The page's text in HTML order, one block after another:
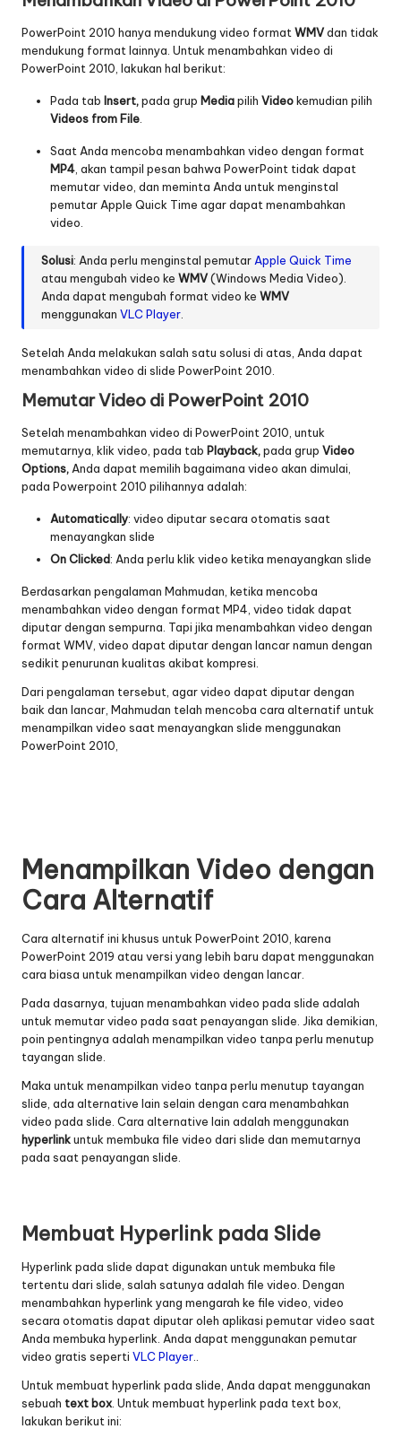
PowerPoint 2010 hanya mendukung video format WMVdan tidak
mendukung format lainnya. Untuk menambahkan video di
PowerPoint 2010, lakukan hal berikut:
Pada tab Insert,pada grup Mediapilih Videokemudian pilih
Videos from File
Saat Anda mencoba menambahkan video dengan format
MP4 , akan tampil pesan bahwa PowerPoint tidak dapat
memutar video, dan meminta Anda untuk menginstal
pemutar Apple Quick Time agar dapat menambahkan
video.
Solusi: Anda perlu menginstal pemutarApple Quick Time
atau mengubah video keWMV(Windows Media Video).
Anda dapat mengubah format video keWMV
menggunakanVLC Player.
Setelah Anda melakukan salah satu solusi di atas, Anda dapat
menambahkan video di slide PowerPoint 2010.
Memutar Video di PowerPoint 2010
Setelah menambahkan video di PowerPoint 2010, untuk
memutarnya, klik video, pada tab Playback,pada grup Video
Options, Anda dapat memilih bagaimana video akan dimulai,
pada Powerpoint 2010 pilihannya adalah:
Automatically: video diputar secara otomatis saat
menayangkan slide
On Clicked: Anda perlu klik video ketika menayangkan slide
Berdasarkan pengalaman Mahmudan, ketika mencoba
menambahkan video dengan format MP4, video tidak dapat
diputar dengan sempurna. Tapi jika menambahkan video dengan
format WMV, video dapat diputar dengan lancar namun dengan
sedikit penurunan kualitas akibat kompresi.
Dari pengalaman tersebut, agar video dapat diputar dengan
baik dan lancar, Mahmudan telah mencoba cara alternatif untuk
menampilkan video saat menayangkan slide menggunakan
PowerPoint 2010,
Menampilkan Video dengan
Cara Alternatif
Cara alternatif ini khusus untuk PowerPoint 2010, karena
PowerPoint 2019 atau versi yang lebih baru dapat menggunakan
cara biasa untuk menampilkan video dengan lancar.
Pada dasarnya, tujuan menambahkan video pada slide adalah
untuk memutar video pada saat penayangan slide. Jika demikian,
poin pentingnya adalah menampilkan video tanpa perlu menutup
tayangan slide.
Maka untuk menampilkan video tanpa perlu menutup tayangan
slide, ada alternative lain selain dengan cara menambahkan
video pada slide. Cara alternative lain adalah menggunakan
hyperlinkuntuk membuka file video dari slide dan memutarnya
pada saat penayangan slide.
Membuat Hyperlink pada Slide
Hyperlink pada slide dapat digunakan untuk membuka file
tertentu dari slide, salah satunya adalah file video. Dengan
menambahkan hyperlink yang mengarah ke file video, video
secara otomatis dapat diputar oleh aplikasi pemutar video saat
Anda membuka hyperlink. Anda dapat menggunakan pemutar
video gratis seperti VLC Player
Untuk membuat hyperlink pada slide, Anda dapat menggunakan
sebuah text box. Untuk membuat hyperlink pada text box,
lakukan berikut ini: